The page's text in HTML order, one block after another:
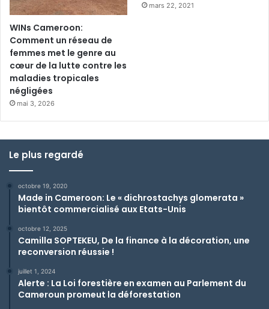
WINs Cameroon:
Comment un réseau de
femmes met le genre au
cœur de la lutte contre les
maladies tropicales
négligées
mai 3, 2026
mars 22, 2021
Le plus regardé
octobre 19, 2020
Made in Cameroon: Le « dichrostachys glomerata »
bientôt commercialisé aux Etats-Unis
octobre 12, 2025
Camilla SOPTEKEU, De la finance à la décoration, une
reconversion réussie !
juillet 1, 2024
Alerte : La Loi forestière en examen au Parlement du
Cameroun promeut la déforestation